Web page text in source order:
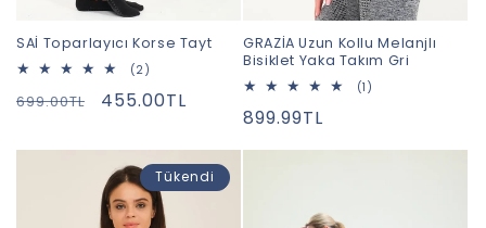
SAİ Toparlayıcı Korse Tayt
(2)
değerlendirme
Normal
699.00TL
İndirimli
455.00TL
GRAZİA Uzun Kollu Melanjlı
Bisiklet Yaka Takım Gri
(1)
Normal
fiyat
899.99TL
Tükendi